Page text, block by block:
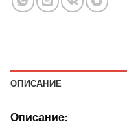
ОПИСАНИЕ
Описание: